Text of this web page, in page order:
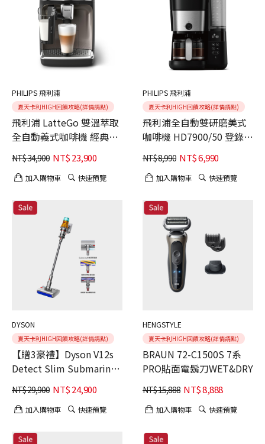
PHILIPS 飛利浦
夏天卡利HIGH回饋攻略(詳情請點)
飛利浦 LatteGo 雙溫萃取
全自動義式咖啡機 經典銀
(EP3347/64)
NT$34,900 NT$23,900
加入購物車 快速預覽
PHILIPS 飛利浦
夏天卡利HIGH回饋攻略(詳情請點)
飛利浦全自動雙研磨美式
咖啡機 HD7900/50 登錄贈
湛盧經典21咖啡豆*2
NT$8,990 NT$6,990
加入購物車 快速預覽
DYSON
夏天卡利HIGH回饋攻略(詳情請點)
【贈3豪禮】Dyson V12s
Detect Slim Submarine™
乾濕全能洗地吸塵器
NT$29,900 NT$24,900
加入購物車 快速預覽
HENGSTYLE
夏天卡利HIGH回饋攻略(詳情請點)
BRAUN 72-C1500S 7系
PRO貼面電鬍刀WET&DRY
NT$15,888 NT$8,888
加入購物車 快速預覽